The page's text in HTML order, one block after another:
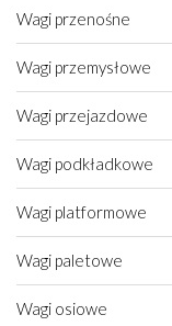
Wagi przenośne
Wagi przemysłowe
Wagi przejazdowe
Wagi podkładkowe
Wagi platformowe
Wagi paletowe
Wagi osiowe